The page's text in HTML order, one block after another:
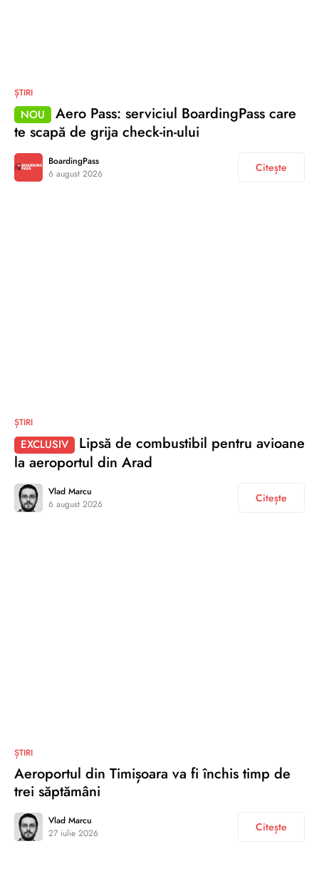
ȘTIRI
NOU
Aero Pass: serviciul BoardingPass care
te scapă de grija check-in-ului
BoardingPass
6 august 2026
Citește
ȘTIRI
EXCLUSIV
Lipsă de combustibil pentru avioane
la aeroportul din Arad
Vlad Marcu
6 august 2026
Citește
ȘTIRI
Aeroportul din Timișoara va fi închis timp de
trei săptămâni
Vlad Marcu
27 iulie 2026
Citește